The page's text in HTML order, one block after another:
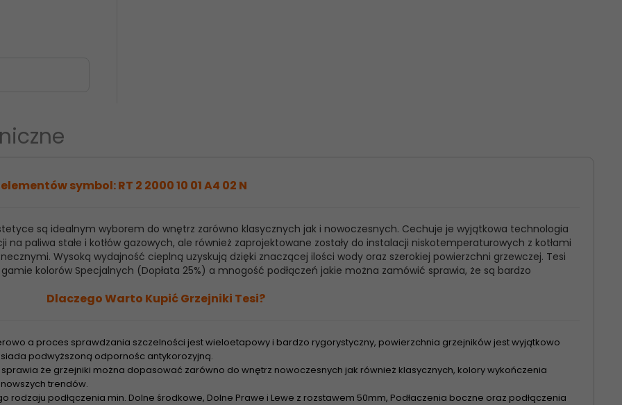
symbol: RT 2 2000 10 01 A4 02 N
są idealnym wyborem do wnętrz zarówno klasycznych jak i nowoczesnych. Cechuje je wyjątkowa technologia
na paliwa stałe i kotłów gazowych, ale również zaprojektowane zostały do instalacji niskotemperaturowych z kotłami
Wysoką wydajność cieplną uzyskują dzięki znaczącej ilości wody oraz szerokiej powierzchni grzewczej. Tesi
kolorów Specjalnych (Dopłata 25%) a mnogość podłączeń jakie można zamówić sprawia, że są bardzo
Dlaczego Warto Kupić Grzejniki Tesi?
a proces sprawdzania szczelności jest wieloetapowy i bardzo rygorystyczny, powierzchnia grzejników jest wyjątkowo
podwyższoną odpornośc antykorozyjną.
że grzejniki można dopasować zarówno do wnętrz nowoczesnych jak również klasycznych, kolory wykończenia
trendów.
podłączenia min. Dolne środkowe, Dolne Prawe i Lewe z rozstawem 50mm, Podłaczenia boczne oraz podłączenia